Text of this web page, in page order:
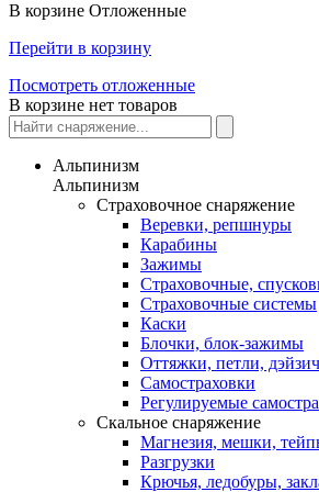
В корзине Отложенные
Перейти в корзину
Посмотреть отложенные
В корзине нет товаров
Альпинизм
Альпинизм
Страховочное снаряжение
Веревки, репшнуры
Карабины
Зажимы
Страховочные,
Страховочные системы
Каски
Блочки, блок-зажимы
Оттяжки, петли,
Самостраховки
Регулируемые
Скальное снаряжение
Магнезия, мешки,
Разгрузки
Крючья, ледобуры,